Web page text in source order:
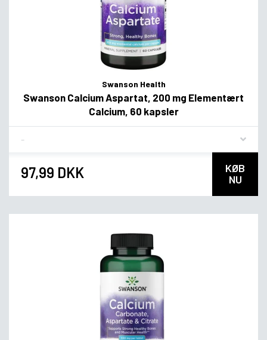
Swanson Health
Swanson Calcium Aspartat, 200 mg Elementært
Calcium, 60 kapsler
97,99 DKK
KØB
NU